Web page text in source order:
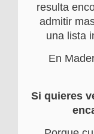
resulta
admitir
una lista
En
Si quieres